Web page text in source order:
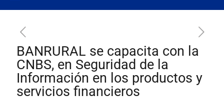
BANRURAL se capacita con la
CNBS, en Seguridad de la
Información en los productos y
servicios financieros